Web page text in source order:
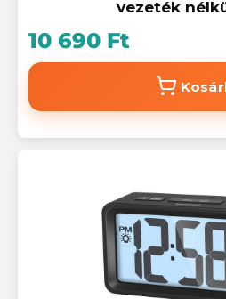
vezeték
10 690 Ft